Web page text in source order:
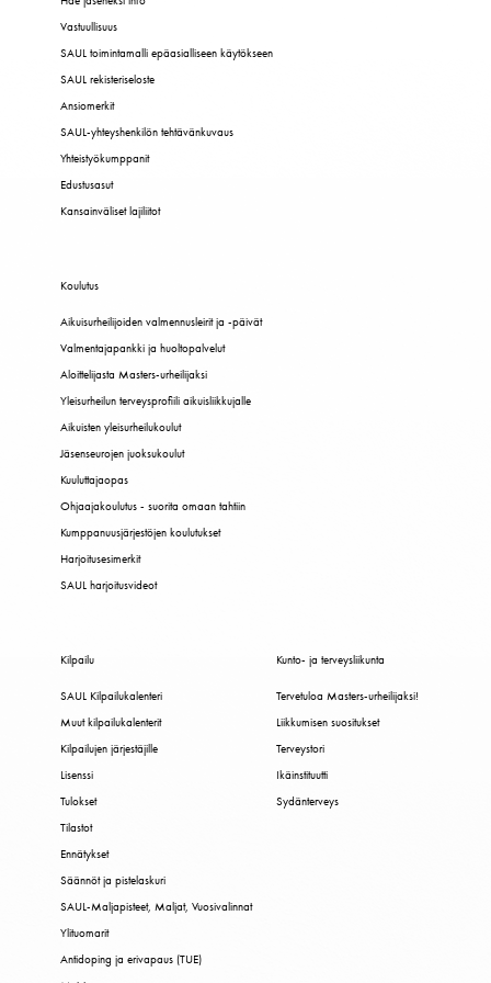
Vastuullisuus
SAUL toimintamalli epäasialliseen käytökseen
SAUL rekisteriseloste
Ansiomerkit
SAUL-yhteyshenkilön tehtävänkuvaus
Yhteistyökumppanit
Edustusasut
Kansainväliset lajiliitot
Koulutus
Aikuisurheilijoiden valmennusleirit ja -päivät
Valmentajapankki ja huoltopalvelut
Aloittelijasta Masters-urheilijaksi
Yleisurheilun terveysprofiili aikuisliikkujalle
Aikuisten yleisurheilukoulut
Jäsenseurojen juoksukoulut
Kuuluttajaopas
Ohjaajakoulutus - suorita omaan tahtiin
Kumppanuusjärjestöjen koulutukset
Harjoitusesimerkit
SAUL harjoitusvideot
Kilpailu
SAUL Kilpailukalenteri
Muut kilpailukalenterit
Kilpailujen järjestäjille
Lisenssi
Tulokset
Tilastot
Ennätykset
Säännöt ja pistelaskuri
SAUL-Maljapisteet, Maljat, Vuosivalinnat
Ylituomarit
Antidoping ja erivapaus (TUE)
Kunto- ja terveysliikunta
Tervetuloa Masters-urheilijaksi!
Liikkumisen suositukset
Terveystori
Ikäinstituutti
Sydänterveys